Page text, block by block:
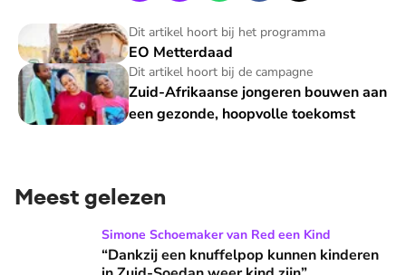
Dit artikel hoort bij het programma
EO Metterdaad
EO Metterdaad
Dit artikel hoort bij de campagne
Zuid-Afrikaanse jongeren bouwen aan
een gezonde, hoopvolle toekomst
Zuid-Afrikaanse jongeren bouwen aan een gezonde,
Meest gelezen
“Dankzij een knuffelpop kunnen kinderen in Zuid-Soedan
Simone Schoemaker van Red een Kind
“Dankzij een knuffelpop kunnen kinderen